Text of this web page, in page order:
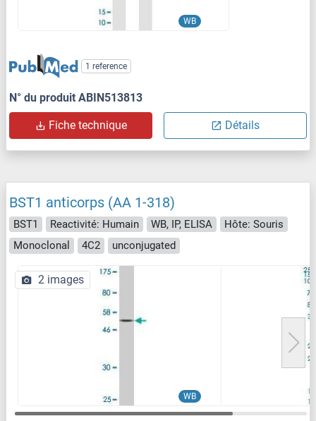
WB
1 reference
N° du produit ABIN513813
Fiche technique Détails
BST1 anticorps (AA 1-318)
BST1 Reactivité: Humain WB, IP, ELISA
Hôte: Souris
Monoclonal
4C2 unconjugated
WB
2 images